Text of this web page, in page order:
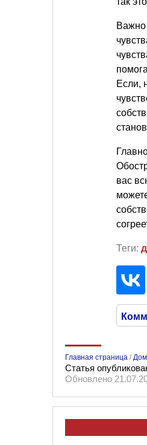
Важно
Если,
вас
Теги:
Главная страница /
Статья
Обновлено